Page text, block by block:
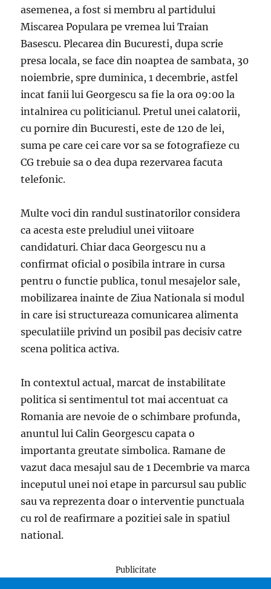
asemenea, a fost si membru al partidului
Miscarea Populara pe vremea lui Traian
Basescu. Plecarea din Bucuresti, dupa scrie
presa locala, se face din noaptea de sambata, 30
noiembrie, spre duminica, 1 decembrie, astfel
incat fanii lui Georgescu sa fie la ora 09:00 la
intalnirea cu politicianul. Pretul unei calatorii,
cu pornire din Bucuresti, este de 120 de lei,
suma pe care cei care vor sa se fotografieze cu
CG trebuie sa o dea dupa rezervarea facuta
telefonic.
Multe voci din randul sustinatorilor considera
ca acesta este preludiul unei viitoare
candidaturi. Chiar daca Georgescu nu a
confirmat oficial o posibila intrare in cursa
pentru o functie publica, tonul mesajelor sale,
mobilizarea inainte de Ziua Nationala si modul
in care isi structureaza comunicarea alimenta
speculatiile privind un posibil pas decisiv catre
scena politica activa.
In contextul actual, marcat de instabilitate
politica si sentimentul tot mai accentuat ca
Romania are nevoie de o schimbare profunda,
anuntul lui Calin Georgescu capata o
importanta greutate simbolica. Ramane de
vazut daca mesajul sau de 1 Decembrie va marca
inceputul unei noi etape in parcursul sau public
sau va reprezenta doar o interventie punctuala
cu rol de reafirmare a pozitiei sale in spatiul
national.
Publicitate